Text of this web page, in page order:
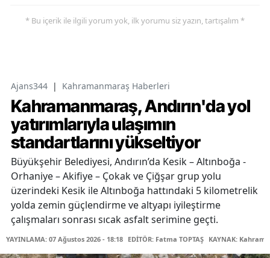
* Bu içerik ile ilgili yorum yok, ilk yorumu siz yazın, tartışalım *
Ajans344 | Kahramanmaraş Haberleri
Kahramanmaraş, Andırın'da yol
yatırımlarıyla ulaşımın
standartlarını yükseltiyor
Büyükşehir Belediyesi, Andırın’da Kesik – Altınboğa -
Orhaniye – Akifiye – Çokak ve Çiğşar grup yolu
üzerindeki Kesik ile Altınboğa hattındaki 5 kilometrelik
yolda zemin güçlendirme ve altyapı iyileştirme
çalışmaları sonrası sıcak asfalt serimine geçti.
YAYINLAMA: 07 Ağustos 2026 - 18:18 EDİTÖR: Fatma TOPTAŞ KAYNAK: